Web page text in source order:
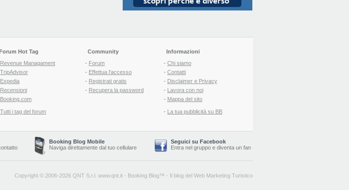
Forum Hot Tag
Revenue Managament
TripAdvisor
Expedia
Recensioni
Booking.com
Tutti i tag del forum
Community
- Forum
- Effettua l'accesso
- Registrati gratis
- Recupera la password
Informazioni
- Chi siamo
- Contatti
- Disclaimer e Privacy
- Lavora con noi
- Mappa del sito
- La tua pubblicità su BB
Booking Blog Mobile
Naviga direttamente dal tuo cellulare
Seguici su Facebook
Entra nel gruppo e diventa un fan
Copyright © 2006-2026 QNT S.r.l. www.qnt.it - Booking Blog™ - Il blog del Web Marketing Turistico